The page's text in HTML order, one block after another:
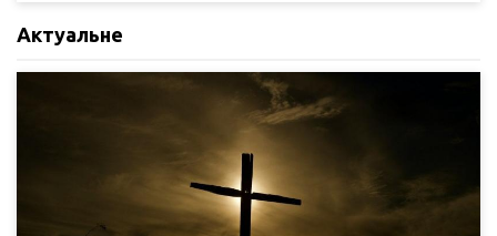
Актуальне